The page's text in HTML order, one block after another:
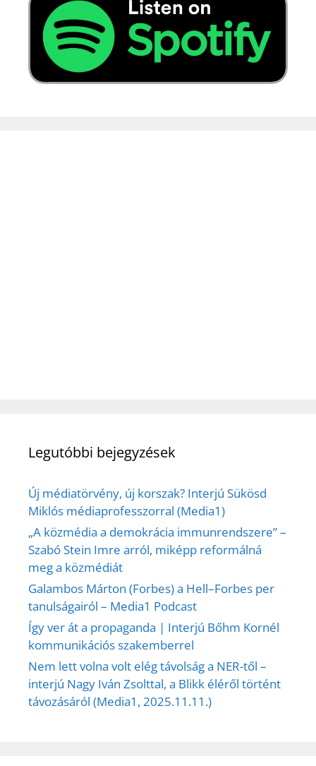
Legutóbbi bejegyzések
Új médiatörvény, új korszak? Interjú Sükösd
Miklós médiaprofesszorral (Media1)
„A közmédia a demokrácia immunrendszere” –
Szabó Stein Imre arról, miképp reformálná
meg a közmédiát
Galambos Márton (Forbes) a Hell–Forbes per
tanulságairól – Media1 Podcast
Így ver át a propaganda | Interjú Bőhm Kornél
kommunikációs szakemberrel
Nem lett volna volt elég távolság a NER-től –
interjú Nagy Iván Zsolttal, a Blikk éléről történt
távozásáról (Media1, 2025.11.11.)